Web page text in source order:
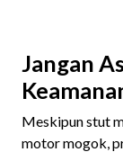
Jangan
Meskipun stut
motor mogok,